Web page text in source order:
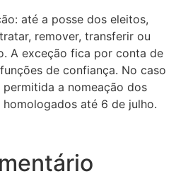
até a posse dos eleitos,
remover, transferir ou
A exceção fica por conta de
de confiança. No caso
a nomeação dos
até 6 de julho.